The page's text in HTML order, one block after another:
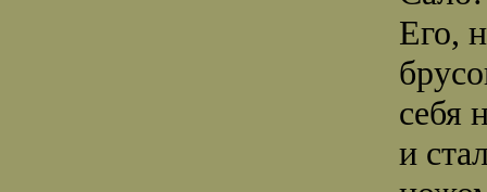
Его,
себя
и